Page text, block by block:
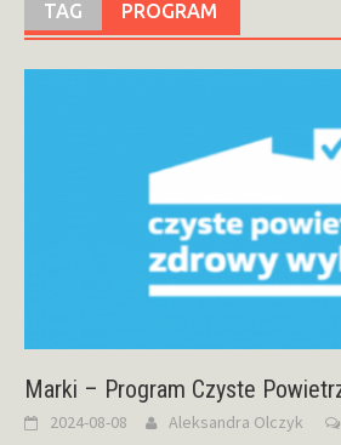
TAG PROGRAM
Marki – Program Czyste
2024-08-08 Aleksandra Olczyk